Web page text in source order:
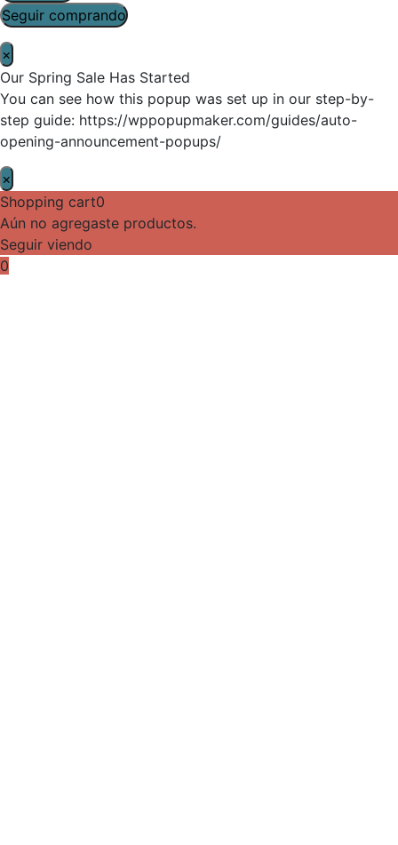
Seguir comprando
×
Our Spring Sale Has Started
You can see how this popup was set up in our step-by-
step guide: https://wppopupmaker.com/guides/auto-
opening-announcement-popups/
×
Shopping cart0
Aún no agregaste productos.
Seguir viendo
0